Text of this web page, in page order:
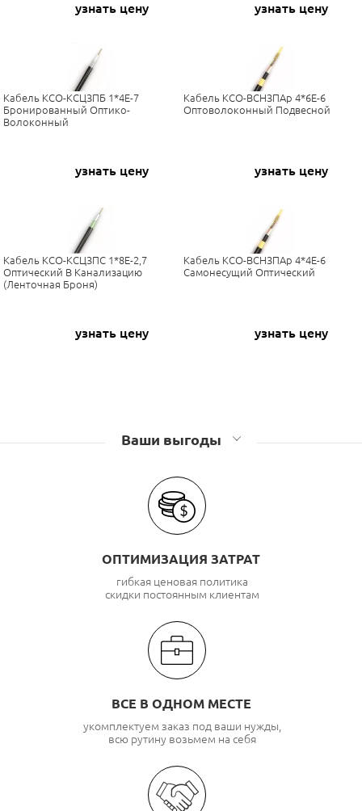
узнать цену узнать цену
Кабель КСО-КСЦЗПБ 1*4Е-7
Бронированный Оптико-
Волоконный
узнать цену
Кабель КСО-ВСНЗПАр 4*6Е-6
Оптоволоконный Подвесной
узнать цену
Кабель КСО-КСЦЗПС 1*8Е-2,7
Оптический В Канализацию
(ленточная Броня)
узнать цену
Кабель КСО-ВСНЗПАр 4*4Е-6
Самонесущий Оптический
узнать цену
Ваши выгоды
ОПТИМИЗАЦИЯ ЗАТРАТ
гибкая ценовая политика
скидки постоянным клиентам
ВСЕ В ОДНОМ МЕСТЕ
укомплектуем заказ под ваши нужды,
всю рутину возьмем на себя